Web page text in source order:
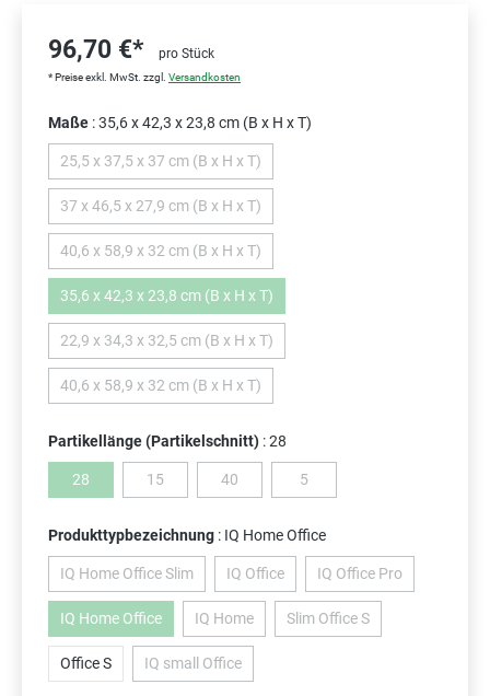
96,70 €* pro Stück
* Preise exkl. MwSt. zzgl. Versandkosten
Maße : 35,6 x 42,3 x 23,8 cm (B x H x T)
25,5 x 37,5 x 37 cm (B x H x T)(Diese Option ist zurzeit nicht verfügbar.)
37 x 46,5 x 27,9 cm (B x H x T)(Diese Option ist zurzeit nicht verfügbar.)
40,6 x 58,9 x 32 cm (B x H x T)(Diese Option ist zurzeit nicht verfügbar.)
35,6 x 42,3 x 23,8 cm (B x H x T)(Diese Option ist zurzeit nicht verfügbar.)
22,9 x 34,3 x 32,5 cm (B x H x T)(Diese Option ist zurzeit nicht verfügbar.)
40,6 x 58,9 x 32 cm (B x H x T)
(Diese Option ist zurzeit nicht verfügbar.)
Partikellänge (Partikelschnitt) : 28
28(Diese Option ist zurzeit nicht verfügbar.)
15(Diese Option ist zurzeit nicht verfügbar.)
40(Diese Option ist zurzeit nicht verfügbar.)
5(Diese Option ist zurzeit nicht
Produkttypbezeichnung : IQ Home Office
IQ Home Office Slim(Diese Option ist zurzeit nicht verfügbar.)
IQ Office(Diese Option ist zurzeit nicht
IQ Office Pro(Diese Option ist
IQ Home Office(Diese Option ist zurzeit nicht verfügbar.)
IQ Home(Diese Option ist zurzeit nicht verfügbar.)
Slim Office S(Diese Option ist zurzeit
Office S IQ small Office(Diese Option ist zurzeit nicht verfügbar.)